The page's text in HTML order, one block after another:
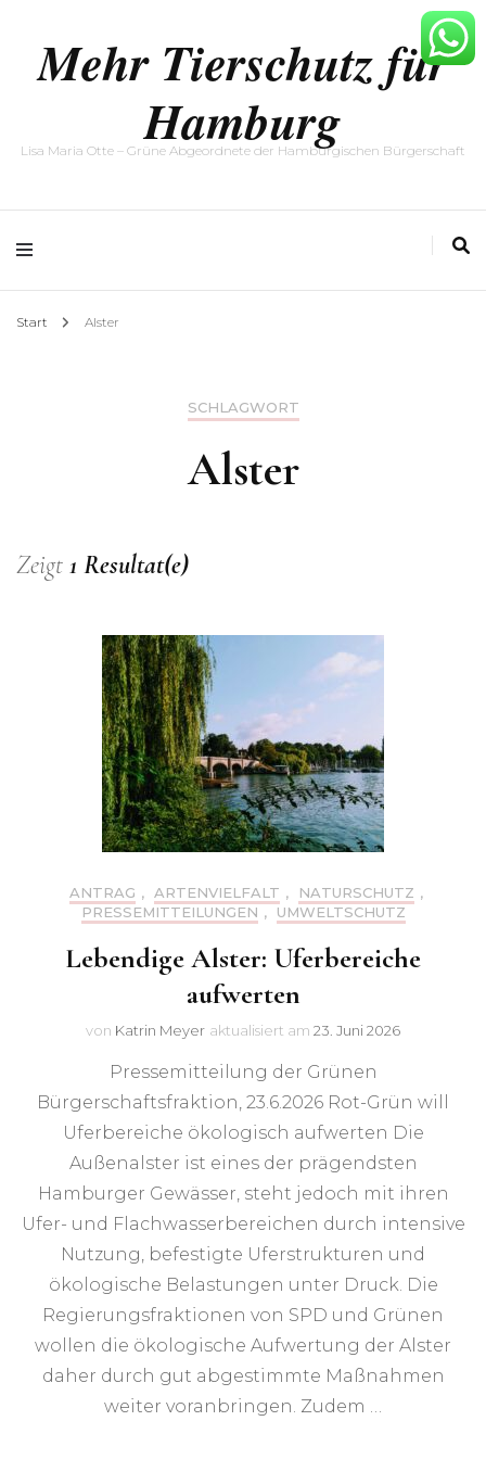
Mehr Tierschutz für
Hamburg
Lisa Maria Otte – Grüne Abgeordnete der Hamburgischen Bürgerschaft
Start Alster
SCHLAGWORT
Alster
Zeigt 1 Resultat(e)
ANTRAG , ARTENVIELFALT , NATURSCHUTZ ,
PRESSEMITTEILUNGEN , UMWELTSCHUTZ
Lebendige Alster: Uferbereiche
aufwerten
von Katrin Meyer aktualisiert am 23. Juni 2026
Pressemitteilung der Grünen
Bürgerschaftsfraktion, 23.6.2026 Rot-Grün will
Uferbereiche ökologisch aufwerten Die
Außenalster ist eines der prägendsten
Hamburger Gewässer, steht jedoch mit ihren
Ufer- und Flachwasserbereichen durch intensive
Nutzung, befestigte Uferstrukturen und
ökologische Belastungen unter Druck. Die
Regierungsfraktionen von SPD und Grünen
wollen die ökologische Aufwertung der Alster
daher durch gut abgestimmte Maßnahmen
weiter voranbringen. Zudem …